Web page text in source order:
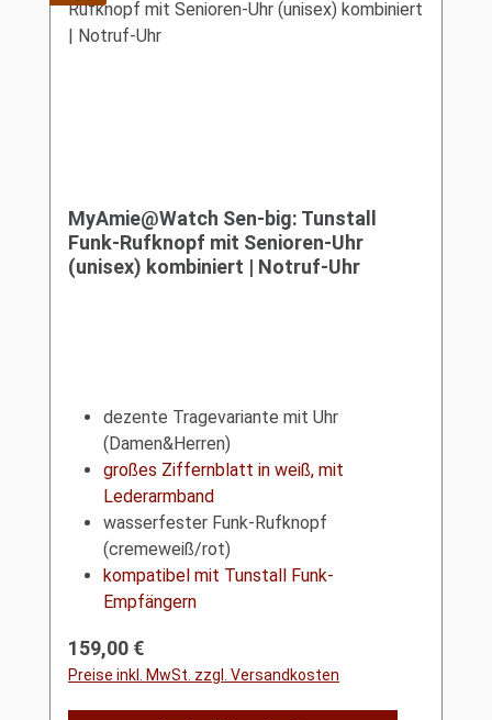
MyAmie@Watch Sen-big: Tunstall
Funk-Rufknopf mit Senioren-Uhr
(unisex) kombiniert | Notruf-Uhr
dezente Tragevariante mit Uhr
(Damen&Herren)
großes Ziffernblatt in weiß, mit
Lederarmband
wasserfester Funk-Rufknopf
(cremeweiß/rot)
kompatibel mit Tunstall Funk-
Empfängern
Regulärer Preis:
159,00 €
Preise inkl. MwSt. zzgl. Versandkosten